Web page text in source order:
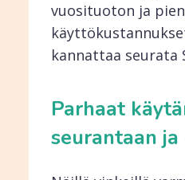
vuosituoton ja
kannattaa seurata
Parhaat
seurantaan